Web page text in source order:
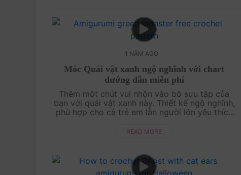
1 NĂM AGO
Móc Quái vật xanh ngộ nghĩnh với chart
dướng dẫn miễn phí
Thêm một chút vui nhộn vào bộ sưu tập của
bạn với quái vật xanh này. Thiết kế ngộ nghĩnh,
phù hợp cho cả trẻ em lẫn người lớn yêu thích
mang đến nụ cười cho mọi người!....
READ MORE